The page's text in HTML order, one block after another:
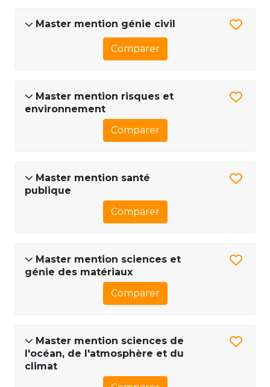
Master mention génie civil
Comparer
Master mention risques et
environnement
Comparer
Master mention santé
publique
Comparer
Master mention sciences et
génie des matériaux
Comparer
Master mention sciences de
l'océan, de l'atmosphère et du
climat